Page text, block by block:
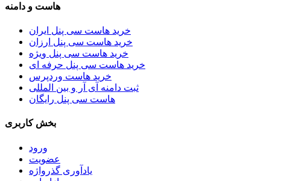
هاست و دامنه
خرید هاست سی پنل ایران
خرید هاست سی پنل ارزان
خرید هاست سی پنل ویژه
خرید هاست سی پنل حرفه ای
خرید هاست وردپرس
ثبت دامنه آی آر و بین المللی
هاست سی پنل رایگان
بخش کاربری
ورود
عضویت
یادآوری گذرواژه